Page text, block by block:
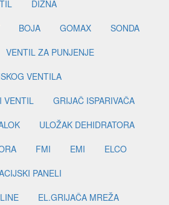
DIZNA
BOJA GOMAX
SONDA
VENTIL ZA PUNJENJE
VENTILA
VENTIL
GRIJAČ ISPARIVAČA
ULOŽAK DEHIDRATORA
FMI EMI
ELCO
PANELI
EL.GRIJAČA MREŽA